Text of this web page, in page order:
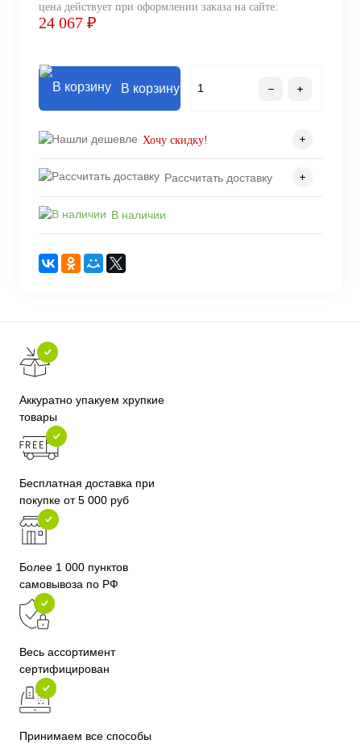
цена действует при оформлении заказа на сайте:
24 067 ₽
В корзину
Хочу скидку!
Рассчитать доставку
В наличии
Аккуратно упакуем хрупкие
товары
Бесплатная доставка при
покупке от 5 000 руб
Более 1 000 пунктов
самовывоза по РФ
Весь ассортимент
сертифицирован
Принимаем все способы